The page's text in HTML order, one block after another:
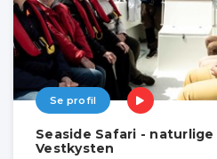
Se profil
Seaside Safari -
Vestkysten